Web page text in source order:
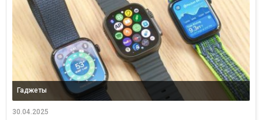
Гаджеты
30.04.2025